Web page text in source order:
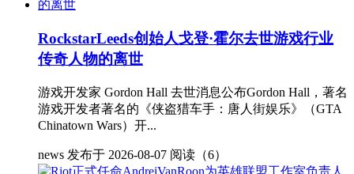
RockstarLeeds创始人戈登·霍尔去世游戏行业
传奇人物的离世
游戏开发家 Gordon Hall 去世消息公布Gordon Hall，著名
游戏开发者著名的《侠盗猎车手：唐人街娱乐》（GTA
Chinatown Wars）开...
news 发布于 2026-08-07 阅读（6）